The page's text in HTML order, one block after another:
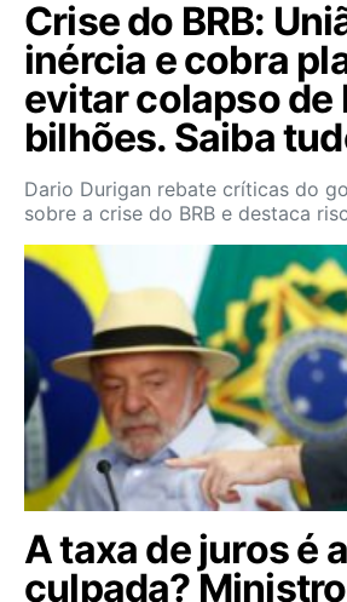
Crise do BRB:
inércia e cobra
evitar colapso de
bilhões. Saiba
Dario Durigan rebate críticas do
sobre a crise do BRB e destaca
A taxa de juros é a
culpada?